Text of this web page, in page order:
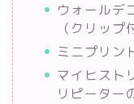
ウォールデ
（クリップ
ミニプリン
マイヒスト
リピーター